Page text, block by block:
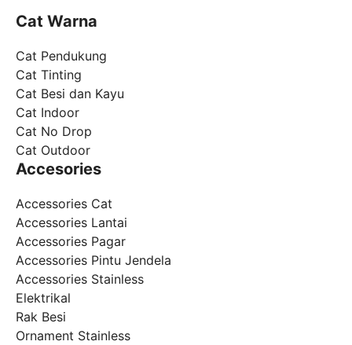
Cat Warna
Cat Pendukung
Cat Tinting
Cat Besi dan Kayu
Cat Indoor
Cat No Drop
Cat Outdoor
Accesories
Accessories Cat
Accessories Lantai
Accessories Pagar
Accessories Pintu Jendela
Accessories Stainless
Elektrikal
Rak Besi
Ornament Stainless